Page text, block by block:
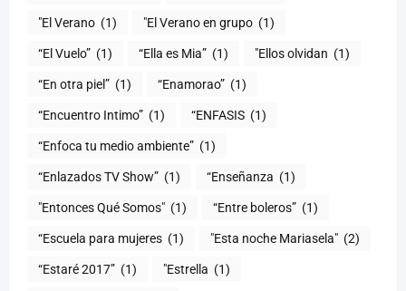
"El Verano (1) "El Verano en grupo (1)
(1) “Ella es Mia” (1) "Ellos olvidan (1)
“En otra piel” (1) “Enamorao” (1)
“Encuentro Intimo” (1) “ENFASIS (1)
“Enfoca tu medio ambiente” (1)
“Enlazados TV Show” (1) “Enseñanza (1)
"Entonces Qué Somos" (1) “Entre boleros” (1)
“Escuela para mujeres (1) "Esta noche Mariasela" (2)
“Estaré 2017” (1) "Estrella (1)